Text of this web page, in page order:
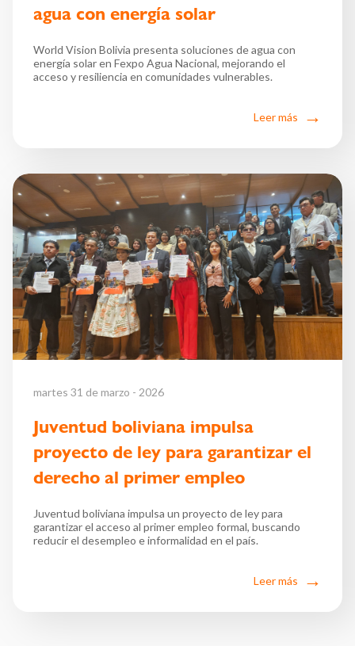
agua con energía solar
World Vision Bolivia presenta soluciones de agua con
energía solar en Fexpo Agua Nacional, mejorando el
acceso y resiliencia en comunidades vulnerables.
Leer más
martes 31 de marzo - 2026
Juventud boliviana impulsa
proyecto de ley para garantizar el
derecho al primer empleo
Juventud boliviana impulsa un proyecto de ley para
garantizar el acceso al primer empleo formal, buscando
reducir el desempleo e informalidad en el país.
Leer más